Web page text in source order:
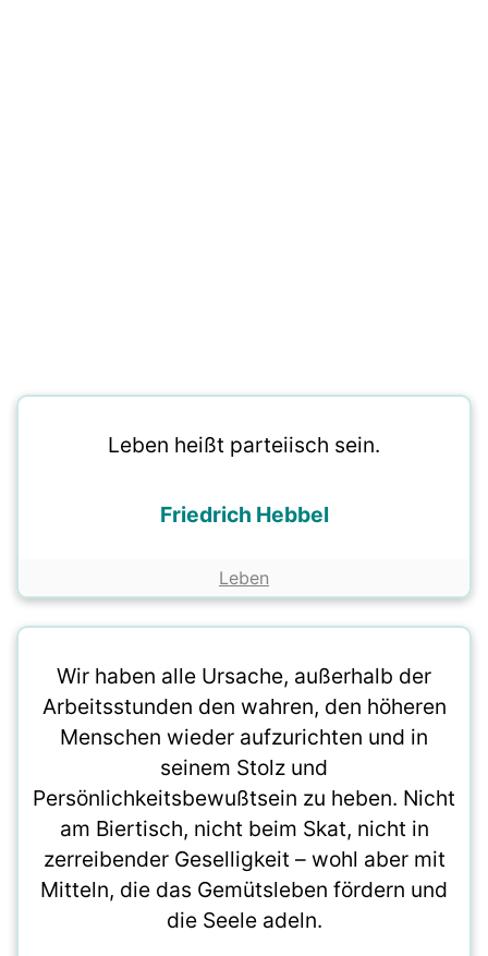
Leben heißt parteiisch sein.
Friedrich Hebbel
Leben
Wir haben alle Ursache, außerhalb der
Arbeitsstunden den wahren, den höheren
Menschen wieder aufzurichten und in
seinem Stolz und
Persönlichkeitsbewußtsein zu heben. Nicht
am Biertisch, nicht beim Skat, nicht in
zerreibender Geselligkeit – wohl aber mit
Mitteln, die das Gemütsleben fördern und
die Seele adeln.